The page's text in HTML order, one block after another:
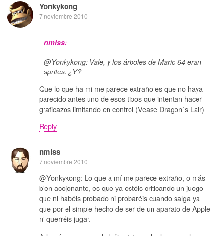
Yonkykong
7 noviembre 2010
nmlss:
@Yonkykong: Vale, y los árboles de Mario 64 eran
sprites. ¿Y?
Que lo que ha mi me parece extraño es que no haya
parecido antes uno de esos tipos que intentan hacer
graficazos limitando en control (Vease Dragon´s Lair)
Reply
nmlss
7 noviembre 2010
@Yonkykong: Lo que a mí me parece extraño, o más
bien acojonante, es que ya estéis criticando un juego
que ni habéis probado ni probaréis cuando salga ya
que por el simple hecho de ser de un aparato de Apple
ni querréis jugar.